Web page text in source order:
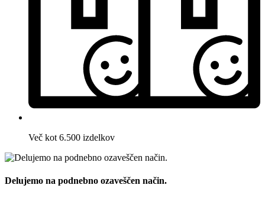
Več kot 6.500 izdelkov
Delujemo na podnebno ozaveščen način.